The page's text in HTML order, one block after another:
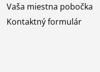
Vaša miestna pobočka
Kontaktný formulár